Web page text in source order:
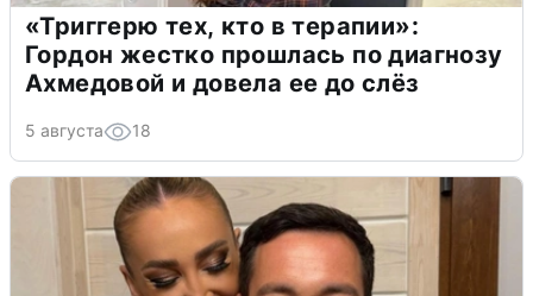
«Триггерю тех, кто в терапии»:
Гордон жестко прошлась по диагнозу
Ахмедовой и довела ее до слёз
5 августа 18